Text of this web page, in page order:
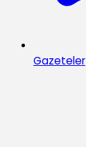
Gazeteler